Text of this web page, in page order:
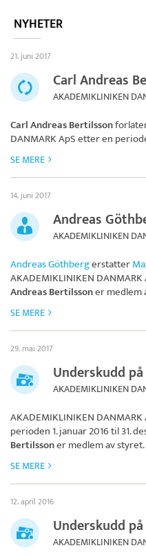
NYHETER
21. juni 2017
Carl Andreas
AKADEMIKLINIKEN
Carl Andreas Bertilsson
DANMARK ApSetter en
SE MERE
14. juni 2017
Andreas
AKADEMIKLINIKEN
Andreas Göthbergerstatter
AKADEMIKLINIKEN DANMARK
Andreas Bertilssoner medlem
SE MERE
29. mai 2017
Underskudd
AKADEMIKLINIKEN
AKADEMIKLINIKEN DANMARK
perioden 1. januar 2016 til 31.
Bertilssoner medlem av styret.
SE MERE
12. april 2016
Underskudd
AKADEMIKLINIKEN